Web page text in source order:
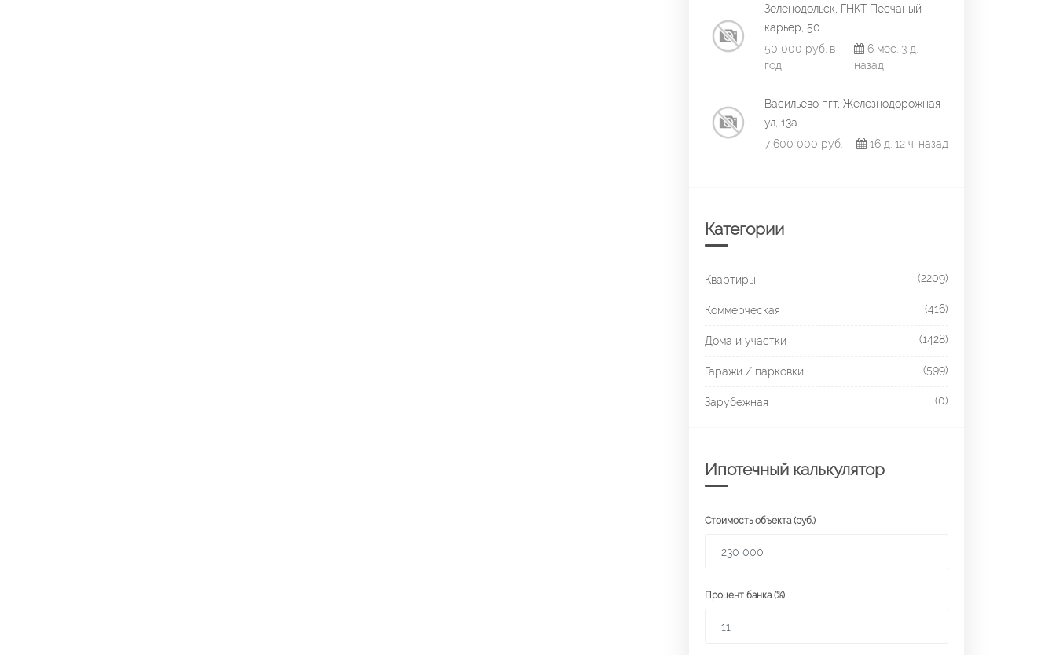
Зеленодольск, ГНКТ Песчаный
карьер, 50
50 000 руб. в
год
6 мес. 3 д.
назад
Васильево пгт, Железнодорожная
ул, 13а
7 600 000 руб.
16 д. 12 ч. назад
Категории
Квартиры (2209)
Коммерческая (416)
Дома и участки (1428)
Гаражи / парковки (599)
Зарубежная (0)
Ипотечный калькулятор
Стоимость объекта (руб.)
Процент банка (%)